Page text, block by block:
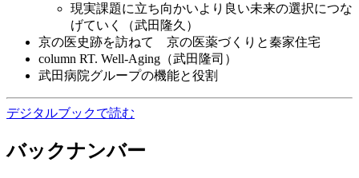
現実課題に立ち向かいより良い未来の選択につな
げていく（武田隆久）
京の医史跡を訪ねて 京の医薬づくりと秦家住宅
column RT. Well-Aging（武田隆司）
武田病院グループの機能と役割
デジタルブックで読む
バックナンバー